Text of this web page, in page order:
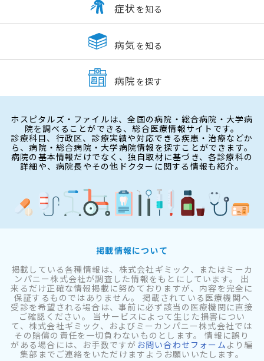
症状 を知る
病気 を知る
病院 を探す
ホスピタルズ・ファイルは、全国の病院・総合病院・大学病
院を調べることができる、総合医療情報サイトです。
診療科目、行政区、診療実績や対応できる疾患・治療などか
ら、病院・総合病院・大学病院情報を探すことができます。
病院の基本情報だけでなく、独自取材に基づき、各診療科の
詳細や、病院長やその他ドクターに関する情報も紹介。
掲載情報について
掲載している各種情報は、株式会社ギミック、またはミーカ
ンパニー株式会社が調査した情報をもとにしています。 出
来るだけ正確な情報掲載に努めておりますが、内容を完全に
保証するものではありません。 掲載されている医療機関へ
受診を希望される場合は、事前に必ず該当の医療機関に直接
ご確認ください。 当サービスによって生じた損害につい
て、株式会社ギミック、およびミーカンパニー株式会社では
その賠償の責任を一切負わないものとします。 情報に誤り
がある場合には、お手数ですが お問い合わせフォーム より編
集部までご連絡をいただけますようお願いいたします。